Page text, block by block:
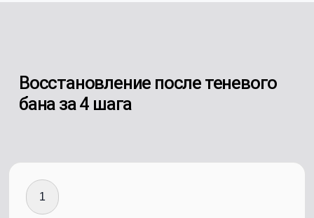
Восстановление после теневого
бана за 4 шага
1